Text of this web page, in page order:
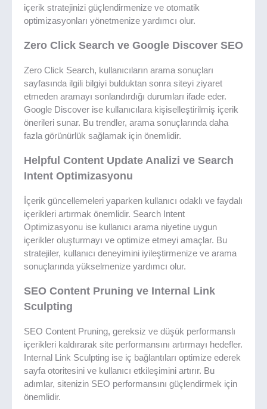
içerik stratejinizi güçlendirmenize ve otomatik
optimizasyonları yönetmenize yardımcı olur.
Zero Click Search ve Google Discover SEO
Zero Click Search, kullanıcıların arama sonuçları
sayfasında ilgili bilgiyi bulduktan sonra siteyi ziyaret
etmeden aramayı sonlandırdığı durumları ifade eder.
Google Discover ise kullanıcılara kişiselleştirilmiş içerik
önerileri sunar. Bu trendler, arama sonuçlarında daha
fazla görünürlük sağlamak için önemlidir.
Helpful Content Update Analizi ve Search
Intent Optimizasyonu
İçerik güncellemeleri yaparken kullanıcı odaklı ve faydalı
içerikleri artırmak önemlidir. Search Intent
Optimizasyonu ise kullanıcı arama niyetine uygun
içerikler oluşturmayı ve optimize etmeyi amaçlar. Bu
stratejiler, kullanıcı deneyimini iyileştirmenize ve arama
sonuçlarında yükselmenize yardımcı olur.
SEO Content Pruning ve Internal Link
Sculpting
SEO Content Pruning, gereksiz ve düşük performanslı
içerikleri kaldırarak site performansını artırmayı hedefler.
Internal Link Sculpting ise iç bağlantıları optimize ederek
sayfa otoritesini ve kullanıcı etkileşimini artırır. Bu
adımlar, sitenizin SEO performansını güçlendirmek için
önemlidir.